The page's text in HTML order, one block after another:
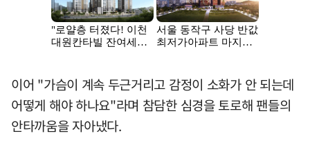
이어 "가슴이 계속 두근거리고 감정이 소화가 안 되는데
어떻게 해야 하나요"라며 참담한 심경을 토로해 팬들의
안타까움을 자아냈다.